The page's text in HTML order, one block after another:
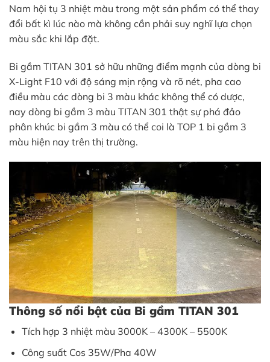
Nam hội tụ 3 nhiệt màu trong một sản phẩm có thể thay
đổi bất kì lúc nào mà không cần phải suy nghĩ lựa chọn
màu sắc khi lắp đặt.
Bi gầm TITAN 301 sở hữu những điểm mạnh của dòng bi
X-Light F10 với độ sáng mịn rộng và rõ nét, pha cao
điều màu các dòng bi 3 màu khác không thể có dược,
nay dòng bi gầm 3 màu TITAN 301 thật sự phá đảo
phân khúc bi gầm 3 màu có thể coi là TOP 1 bi gầm 3
màu hiện nay trên thị trường.
Thông số nổi bật của Bi gầm TITAN 301
Tích hợp 3 nhiệt màu 3000K – 4300K – 5500K
Công suất Cos 35W/Pha 40W